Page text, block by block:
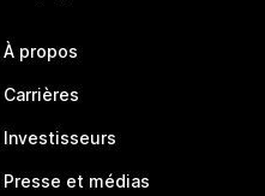
À propos
Carrières
Investisseurs
Presse et médias